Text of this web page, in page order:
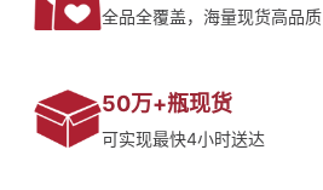
全品全覆盖，海量现货高品质
50万+瓶现货
可实现最快4小时送达